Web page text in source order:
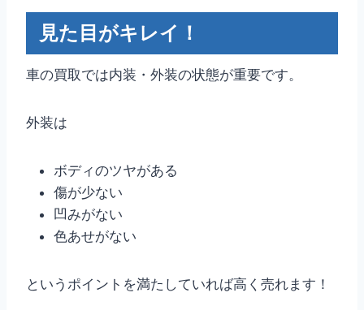
見た目がキレイ！
車の買取では内装・外装の状態が重要です。
外装は
ボディのツヤがある
傷が少ない
凹みがない
色あせがない
というポイントを満たしていれば高く売れます！